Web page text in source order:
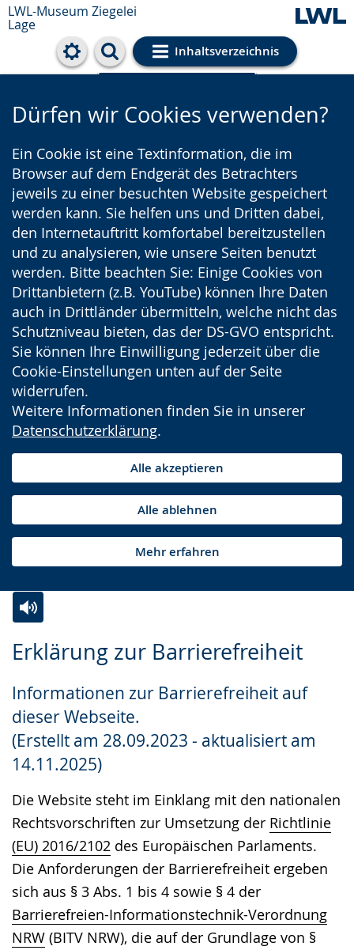
LWL-Museum Ziegelei
Lage
Inhaltsverzeichnis
Cookie-Einstellungen
Dürfen wir Cookies verwenden?
Ein Cookie ist eine Textinformation, die im
Browser auf dem Endgerät des Betrachters
jeweils zu einer besuchten Website gespeichert
werden kann. Sie helfen uns und Dritten dabei,
den Internetauftritt komfortabel bereitzustellen
und zu analysieren, wie unsere Seiten benutzt
werden. Bitte beachten Sie: Einige Cookies von
Drittanbietern (z.B. YouTube) können Ihre Daten
auch in Drittländer übermitteln, welche nicht das
Schutzniveau bieten, das der DS-GVO entspricht.
Sie können Ihre Einwilligung jederzeit über die
Cookie-Einstellungen unten auf der Seite
widerrufen.
Weitere Informationen finden Sie in unserer
Datenschutzerklärung.
Alle akzeptieren
Alle ablehnen
Mehr erfahren
Erklärung zur Barrierefreiheit
Informationen zur Barrierefreiheit auf
dieser Webseite.
(Erstellt am 28.09.2023 - aktualisiert am
14.11.2025)
Die Website steht im Einklang mit den nationalen
Rechtsvorschriften zur Umsetzung der Richtlinie
(EU) 2016/2102 des Europäischen Parlaments.
Die Anforderungen der Barrierefreiheit ergeben
sich aus § 3 Abs. 1 bis 4 sowie § 4 der
Barrierefreien-Informationstechnik-Verordnung
NRW (BITV NRW), die auf der Grundlage von §
Leichten
wechseln.
Audio-
Video
Deutscher
Gebärdensprache
wird
angezeigt.